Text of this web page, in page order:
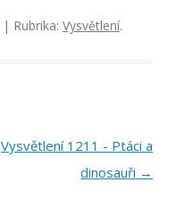
| Rubrika: Vysvětlení.
Vysvětlení 1211 - Ptáci a
dinosauři →